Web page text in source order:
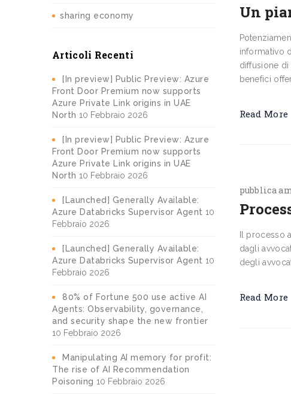
sharing economy
Articoli Recenti
[In preview] Public Preview: Azure
Front Door Premium now supports
Azure Private Link origins in UAE
North 10 Febbraio 2026
[In preview] Public Preview: Azure
Front Door Premium now supports
Azure Private Link origins in UAE
North 10 Febbraio 2026
[Launched] Generally Available:
Azure Databricks Supervisor Agent 10
Febbraio 2026
[Launched] Generally Available:
Azure Databricks Supervisor Agent 10
Febbraio 2026
80% of Fortune 500 use active AI
Agents: Observability, governance,
and security shape the new frontier
10 Febbraio 2026
Manipulating AI memory for profit:
The rise of AI Recommendation
Poisoning 10 Febbraio 2026
Un
informativo
diffusione
benefici
Read More
pubblica
Il processo
dagli
degli
Read More